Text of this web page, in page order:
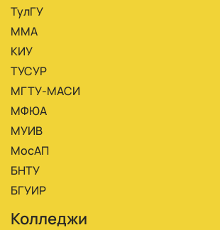
ТулГУ
ММА
КИУ
ТУСУР
МГТУ-МАСИ
МФЮА
МУИВ
МосАП
БНТУ
БГУИР
Колледжи